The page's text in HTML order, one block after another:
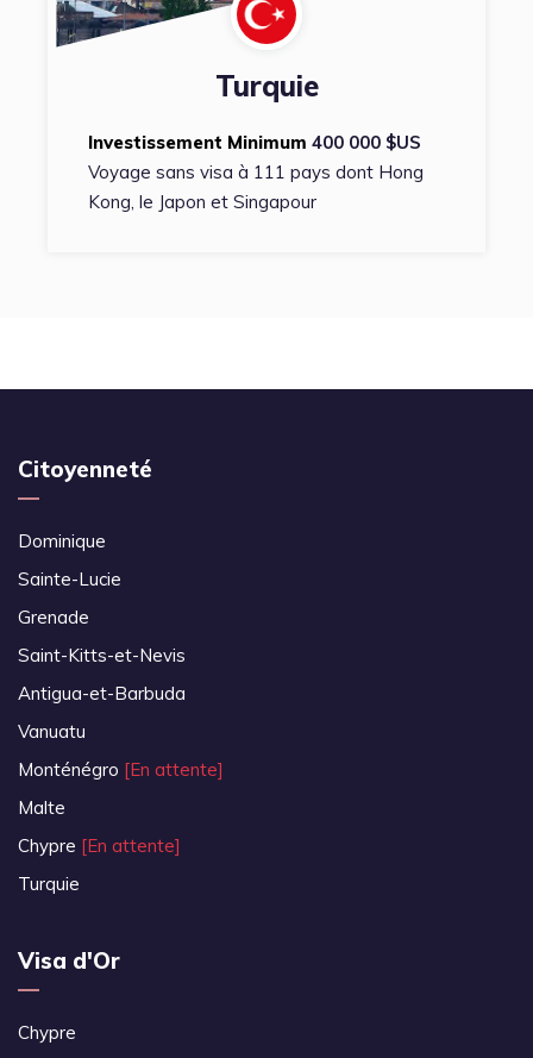
Turquie
Investissement Minimum 400 000 $US
Voyage sans visa à 111 pays dont Hong
Kong, le Japon et Singapour
Citoyenneté
Dominique
Sainte-Lucie
Grenade
Saint-Kitts-et-Nevis
Antigua-et-Barbuda
Vanuatu
Monténégro [En attente]
Malte
Chypre [En attente]
Turquie
Visa d'Or
Chypre